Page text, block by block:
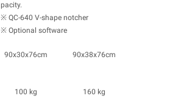
pacity.
※ QC-640 V-shape notcher
※ Optional software
90x30x76cm 90x38x76cm
100 kg 160 kg